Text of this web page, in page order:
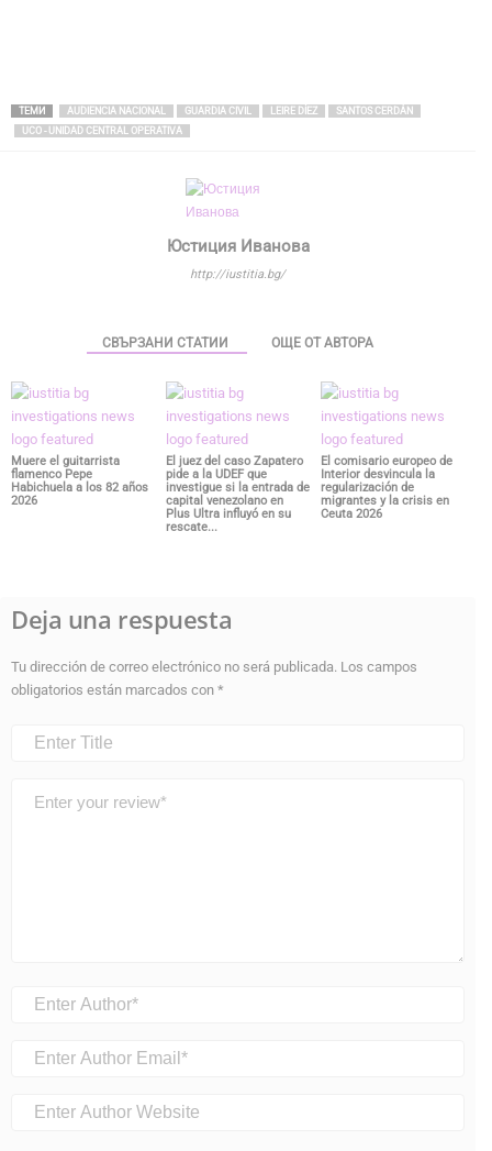
ТЕМИ AUDIENCIA NACIONAL GUARDIA CIVIL LEIRE DÍEZ
SANTOS CERDÁN
UCO - UNIDAD CENTRAL OPERATIVA
Юстиция Иванова
http://iustitia.bg/
СВЪРЗАНИ СТАТИИ ОЩЕ ОТ АВТОРА
Muere el guitarrista
flamenco Pepe
Habichuela a los 82 años
2026
El juez del caso Zapatero
pide a la UDEF que
investigue si la entrada de
capital venezolano en
Plus Ultra influyó en su
rescate...
El comisario europeo de
Interior desvincula la
regularización de
migrantes y la crisis en
Ceuta 2026
Deja una respuesta
Tu dirección de correo electrónico no será publicada. Los campos
obligatorios están marcados con *